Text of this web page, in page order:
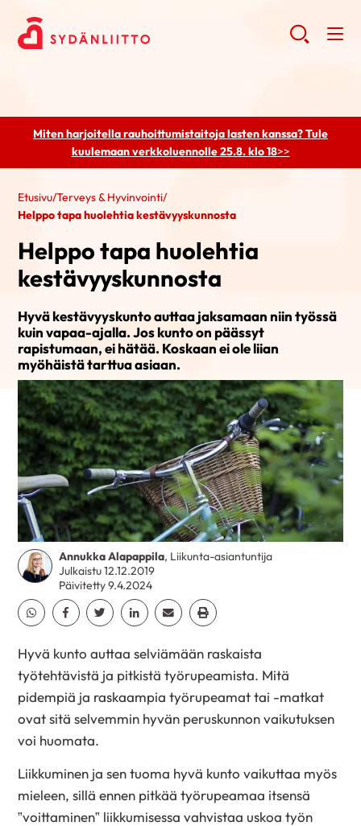
Miten harjoitella rauhoittumistaitoja lasten kanssa? Tule
kuulemaanverkkoluennolle 25.8. klo 18>>
Etusivu/Terveys & Hyvinvointi/
Helppo tapa huolehtia kestävyyskunnosta
Helppo tapa huolehtia
kestävyyskunnosta
Hyvä kestävyyskunto auttaa jaksamaan niin työssä
kuin vapaa-ajalla. Jos kunto on päässyt
rapistumaan, ei hätää. Koskaan ei ole liian
myöhäistä tarttua asiaan.
Annukka Alapappila, Liikunta-asiantuntija
Julkaistu 12.12.2019
Päivitetty 9.4.2024
Jaa Whatsapp
Jaa Facebook
Jaa TwitterJaa Linkedin
Jaa EmailJaa Print
Hyvä kunto auttaa selviämään raskaista
työtehtävistä ja pitkistä työrupeamista. Mitä
pidempiä ja raskaampia työrupeamat tai -matkat
ovat sitä selvemmin hyvän peruskunnon vaikutuksen
voi huomata.
Liikkuminen ja sen tuoma hyvä kunto vaikuttaa myös
mieleen, sillä ennen pitkää työrupeamaa itsensä
”voittaminen” liikkumisessa vahvistaa uskoa työn